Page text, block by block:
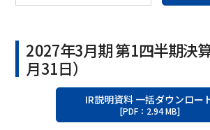
2027年3月期 第1四半期決
月31日）
IR説明資料 一括ダウンロー
[PDF：2.94 MB]